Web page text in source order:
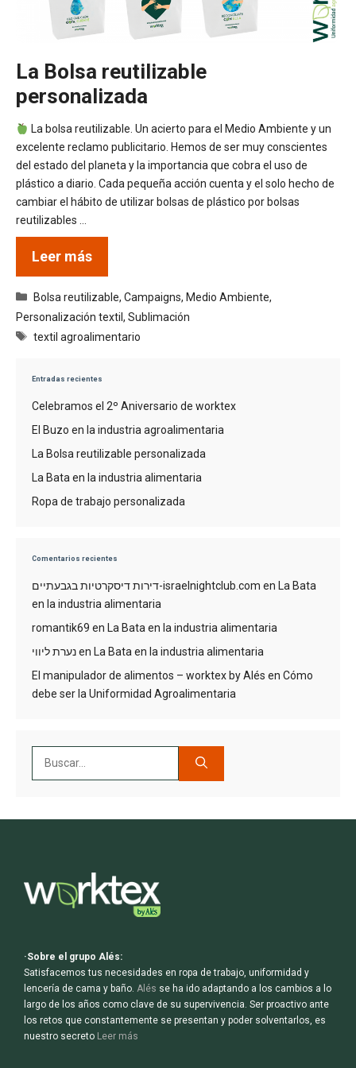
La Bolsa reutilizable
personalizada
La bolsa reutilizable. Un acierto para el Medio Ambiente y un
excelente reclamo publicitario. Hemos de ser muy conscientes
del estado del planeta y la importancia que cobra el uso de
plástico a diario. Cada pequeña acción cuenta y el solo hecho de
cambiar el hábito de utilizar bolsas de plástico por bolsas
reutilizables …
Leer más
Categorías
Bolsa reutilizable,Campaigns,Medio Ambiente,
Personalización textil, Sublimación
Etiquetas
textil agroalimentario
Entradas recientes
Celebramos el 2º Aniversario de worktex
El Buzo en la industria agroalimentaria
La Bolsa reutilizable personalizada
La Bata en la industria alimentaria
Ropa de trabajo personalizada
Comentarios recientes
דירות דיסקרטיות בגבעתיים-israelnightclub.com en La Bata
en la industria alimentaria
romantik69 en La Bata en la industria alimentaria
נערת ליוויen La Bata en la industria alimentaria
El manipulador de alimentos – worktex by Alés en Cómo
debe ser la Uniformidad Agroalimentaria
·Sobre el grupo Alés:
Satisfacemos tus necesidades en ropa de trabajo, uniformidad y
lencería de cama y baño. Alés se ha ido adaptando a los cambios a lo
largo de los años como clave de su supervivencia. Ser proactivo ante
los retos que constantemente se presentan y poder solventarlos, es
nuestro secreto Leer más